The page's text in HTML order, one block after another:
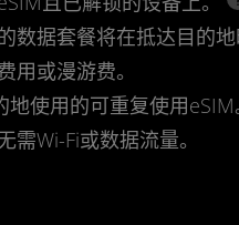
据套餐将在抵达目的地
用或漫游费。
使用的可重复使用eSIM
需Wi-Fi或数据流量。